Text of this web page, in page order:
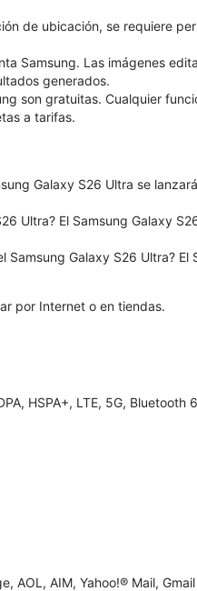
de ubicación, se requiere
Samsung. Las imágenes
generados.
son gratuitas. Cualquier
a tarifas.
Galaxy S26 Ultra se
Ultra? El Samsung Galaxy
Galaxy S26 Ultra?
por Internet o en tiendas.
HSPA+, LTE, 5G, Bluetooth
AOL, AIM, Yahoo!® Mail, Gmail